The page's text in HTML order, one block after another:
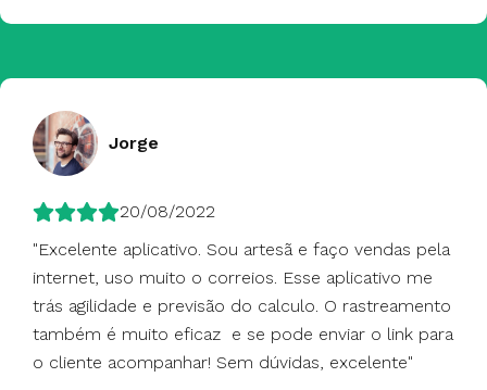
Jorge
20/08/2022
"Excelente aplicativo. Sou artesã e faço vendas pela
internet, uso muito o correios. Esse aplicativo me
trás agilidade e previsão do calculo. O rastreamento
também é muito eficaz e se pode enviar o link para
o cliente acompanhar! Sem dúvidas, excelente"